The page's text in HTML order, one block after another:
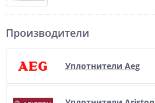
Производители
Уплотнители Aeg